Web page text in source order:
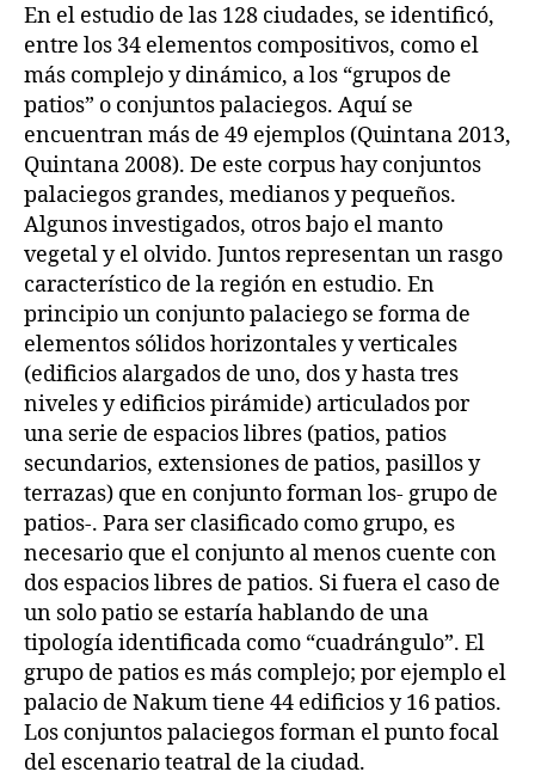
En el estudio de las 128 ciudades, se identificó,
entre los 34 elementos compositivos, como el
más complejo y dinámico, a los “grupos de
patios” o conjuntos palaciegos. Aquí se
encuentran más de 49 ejemplos (Quintana 2013,
Quintana 2008). De este corpus hay conjuntos
palaciegos grandes, medianos y pequeños.
Algunos investigados, otros bajo el manto
vegetal y el olvido. Juntos representan un rasgo
característico de la región en estudio. En
principio un conjunto palaciego se forma de
elementos sólidos horizontales y verticales
(edificios alargados de uno, dos y hasta tres
niveles y edificios pirámide) articulados por
una serie de espacios libres (patios, patios
secundarios, extensiones de patios, pasillos y
terrazas) que en conjunto forman los- grupo de
patios-. Para ser clasificado como grupo, es
necesario que el conjunto al menos cuente con
dos espacios libres de patios. Si fuera el caso de
un solo patio se estaría hablando de una
tipología identificada como “cuadrángulo”. El
grupo de patios es más complejo; por ejemplo el
palacio de Nakum tiene 44 edificios y 16 patios.
Los conjuntos palaciegos forman el punto focal
del escenario teatral de la ciudad.